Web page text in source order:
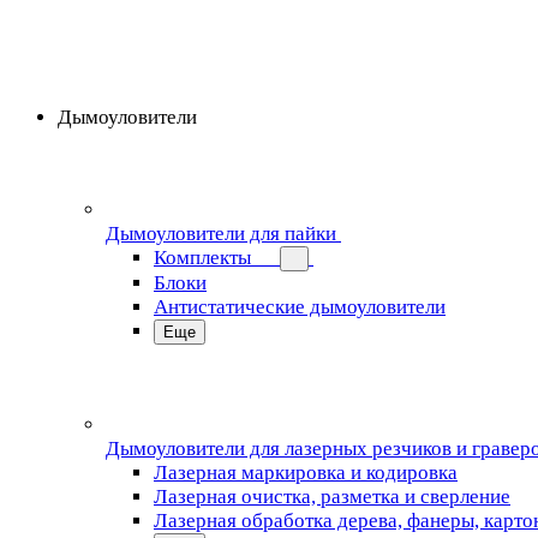
Дымоуловители
Дымоуловители для пайки
Комплекты
Блоки
Антистатические дымоуловители
Еще
Дымоуловители для лазерных резчиков и
Лазерная маркировка и кодировка
Лазерная очистка, разметка и сверление
Лазерная обработка дерева, фанеры,